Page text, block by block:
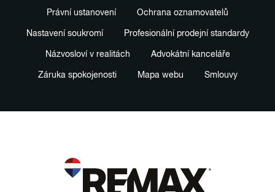
Právní ustanovení Ochrana oznamovatelů
Nastavení soukromí Profesionální prodejní standardy
Názvosloví v realitách Advokátní kanceláře
Záruka spokojenosti Mapa webu Smlouvy